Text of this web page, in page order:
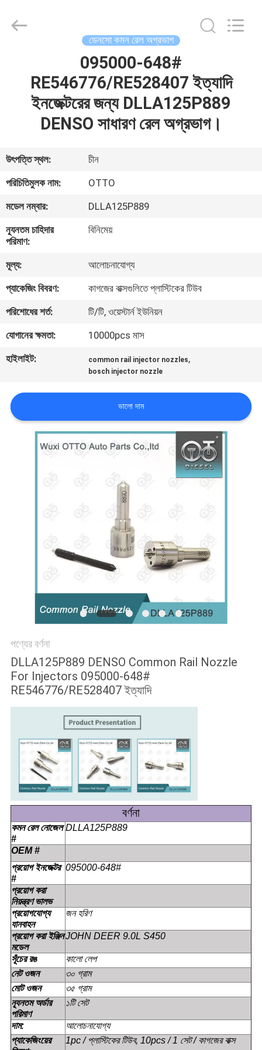
সম্বন্ধে
মান
নিয়ন্ত্রণ
যোগাযোগ
করুন
খবর
POLICY
AUTO
PARTS
ডেনসো কমন রেল অগ্রভাগ
095000-648#
RE546776/RE528407 ইত্যাদি
ইনজেক্টরের জন্য DLLA125P889
DENSO সাধারণ রেল অগ্রভাগ।
উৎপত্তি স্থল:
চীন
পরিচিতিমুলক নাম:
OTTO
মডেল নম্বার:
DLLA125P889
ন্যূনতম চাহিদার
পরিমাণ:
বিনিমেয়
মূল্য:
আলোচনাযোগ্য
প্যাকেজিং বিবরণ:
কাগজের বাক্সগুলিতে প্লাস্টিকের টিউব
পরিশোধের শর্ত:
টি/টি, ওয়েস্টার্ন ইউনিয়ন
যোগানের ক্ষমতা:
10000pcs মাস
হাইলাইট:
common rail injector nozzles,
bosch injector nozzle
ভালো দাম
পণ্যের বর্ণনা
DLLA125P889 DENSO Common Rail Nozzle
For Injectors 095000-648#
RE546776/RE528407 ইত্যাদি
বর্ণনা
কমন রেল নোজেল
#
DLLA125P889
OEM #
প্রয়োগ ইনজেক্টর
#
095000-648#
প্রয়োগ করা
নিয়ন্ত্রণ ভালভ
প্রয়োগযোগ্য
যানবাহন
জন হরিণ
প্রয়োগ করা ইঞ্জিন
মডেল
JOHN DEER 9.0L S450
সূঁচের রঙ
কালো লেপ
নেট ওজন
৩০ গ্রাম
মোট ওজন
৩৫ গ্রাম
ন্যূনতম অর্ডার
পরিমাণ
১টি সেট
দাম:
আলোচনাযোগ্য
প্যাকেজিংয়ের
1pc / প্লাস্টিকের টিউব, 10pcs / 1 সেট / কাগজের বাক্স